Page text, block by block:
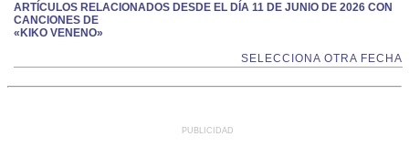
ARTÍCULOS RELACIONADOS DESDE EL DÍA 11 DE JUNIO DE 2026 CON
CANCIONES DE
«KIKO VENENO»
SELECCIONA OTRA FECHA
PUBLICIDAD